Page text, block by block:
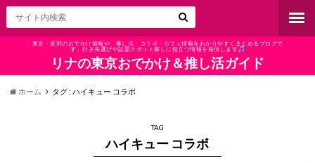
東京・近郊のおでかけ情報や、推し活・コラボ・カフェ情報をわかりやすくまとめるブログで
す。行き先選びや話題スポット探しに役立つ情報を発信します
リナの東京おでかけ＆推し活ガイド
ホーム タグ : ハイキュー コラボ
TAG
ハイキュー コラボ